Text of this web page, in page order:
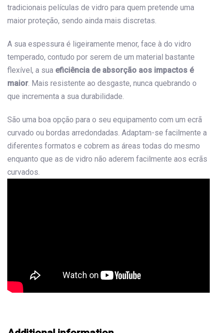
tradicionais películas de vidro para quem pretende uma
maior proteção, sendo ainda mais discretas.
A sua espessura é ligeiramente menor, face à do vidro
temperado, contudo por serem de um material bastante
flexível, a sua eficiência de absorção aos impactos é
maior. Mais resistente ao desgaste, nunca quebrando o
que incrementa a sua durabilidade.
São uma boa opção para o seu equipamento com um ecrã
curvado ou bordas arredondadas. Adaptam-se facilmente a
diferentes formatos e cobrem as áreas todas do mesmo
enquanto que as de vidro não aderem facilmente aos ecrãs
curvados.